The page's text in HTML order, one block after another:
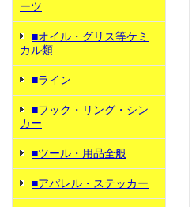
ーツ
■オイル・グリス等ケミ
カル類
■ライン
■フック・リング・シン
カー
■ツール・用品全般
■アパレル・ステッカー